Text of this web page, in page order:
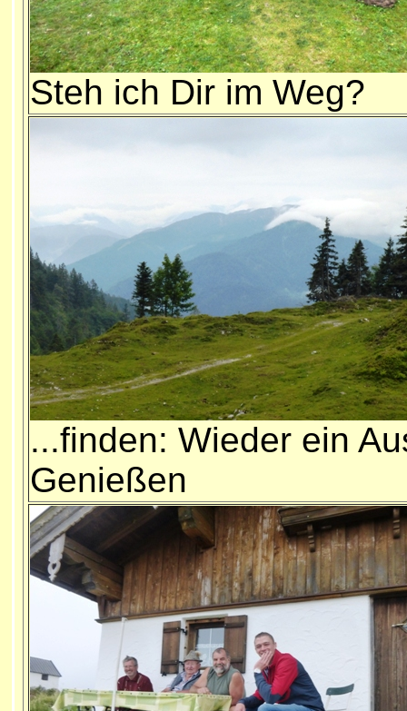
Steh ich Dir im Weg?
...finden: Wieder ein
Genießen